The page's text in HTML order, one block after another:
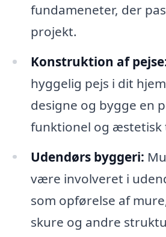
fundameneter, der
projekt.
Konstruktion af
hyggelig pejs i dit
designe og bygge en
funktionel og æstetisk
Udendørs byggeri:
være involveret i
som opførelse af
skure og andre